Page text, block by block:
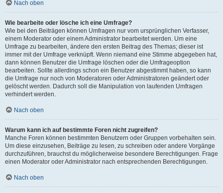
Nach oben
Wie bearbeite oder lösche ich eine Umfrage?
Wie bei den Beiträgen können Umfragen nur vom ursprünglichen Verfasser,
einem Moderator oder einem Administrator bearbeitet werden. Um eine
Umfrage zu bearbeiten, ändere den ersten Beitrag des Themas; dieser ist
immer mit der Umfrage verknüpft. Wenn niemand eine Stimme abgegeben hat,
dann können Benutzer die Umfrage löschen oder die Umfrageoption
bearbeiten. Sollte allerdings schon ein Benutzer abgestimmt haben, so kann
die Umfrage nur noch von Moderatoren oder Administratoren geändert oder
gelöscht werden. Dadurch soll die Manipulation von laufenden Umfragen
verhindert werden.
Nach oben
Warum kann ich auf bestimmte Foren nicht zugreifen?
Manche Foren können bestimmten Benutzern oder Gruppen vorbehalten sein.
Um diese einzusehen, Beiträge zu lesen, zu schreiben oder andere Vorgänge
durchzuführen, brauchst du möglicherweise besondere Berechtigungen. Frage
einen Moderator oder Administrator nach entsprechenden Berechtigungen.
Nach oben